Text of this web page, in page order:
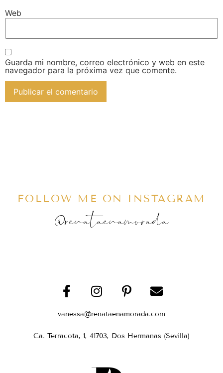
Web
Guarda mi nombre, correo electrónico y web en este
navegador para la próxima vez que comente.
FOLLOW ME ON INSTAGRAM
@renataenamorada
vanessa@renataenamorada.com
Ca. Terracota, 1, 41703, Dos Hermanas (Sevilla)